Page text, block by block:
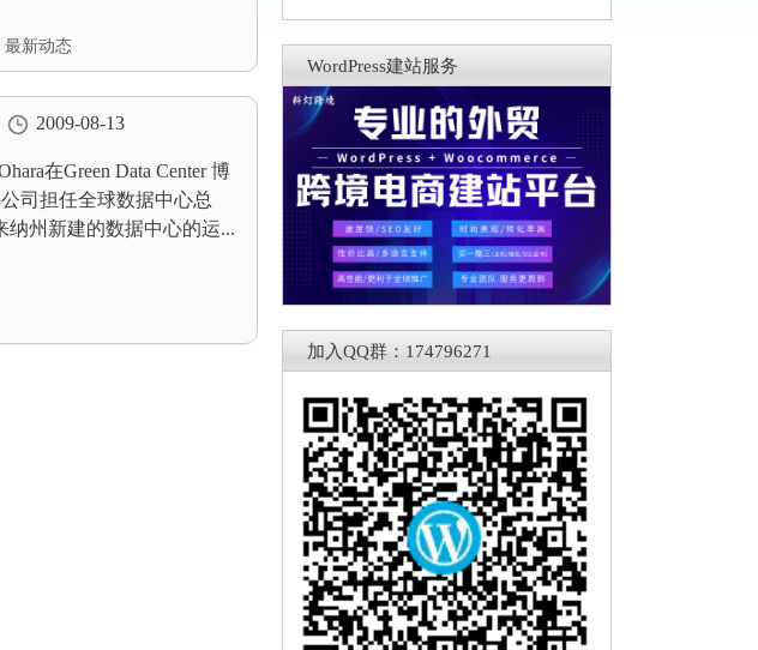
最新动态
2009-08-13
在Green Data Center 博
司担任全球数据中心总
纳州新建的数据中心的运...
WordPress建站服务
加入QQ群：174796271